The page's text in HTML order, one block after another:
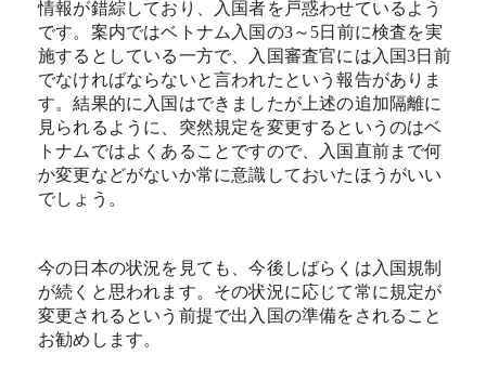
情報が錯綜しており、入国者を戸惑わせているよう
です。案内ではベトナム入国の3～5日前に検査を実
施するとしている一方で、入国審査官には入国3日前
でなければならないと言われたという報告がありま
す。結果的に入国はできましたが上述の追加隔離に
見られるように、突然規定を変更するというのはベ
トナムではよくあることですので、入国直前まで何
か変更などがないか常に意識しておいたほうがいい
でしょう。
今の日本の状況を見ても、今後しばらくは入国規制
が続くと思われます。その状況に応じて常に規定が
変更されるという前提で出入国の準備をされること
お勧めします。